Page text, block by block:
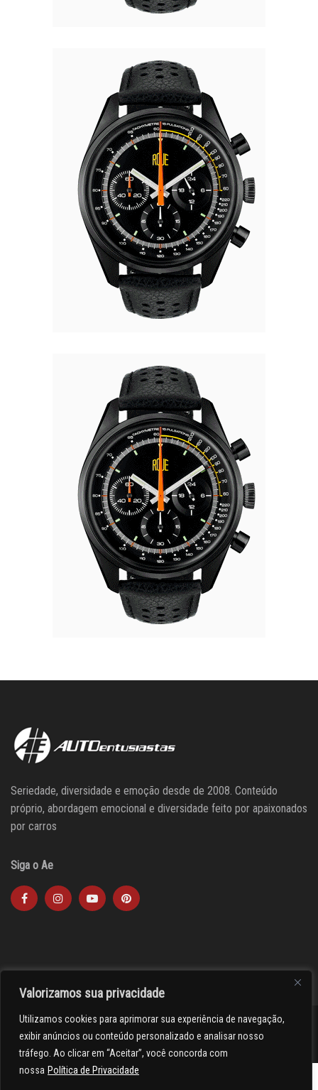
Valorizamos sua privacidade
Utilizamos cookies para aprimorar sua experiência de navegação,
exibir anúncios ou conteúdo personalizado e analisar nosso
tráfego. Ao clicar em “Aceitar”, você concorda com
nossa Política de Privacidade
Seriedade, diversidade e emoção desde de 2008. Conteúdo
próprio, abordagem emocional e diversidade feito por apaixonados
por carros
Siga o Ae
><(((º> 17